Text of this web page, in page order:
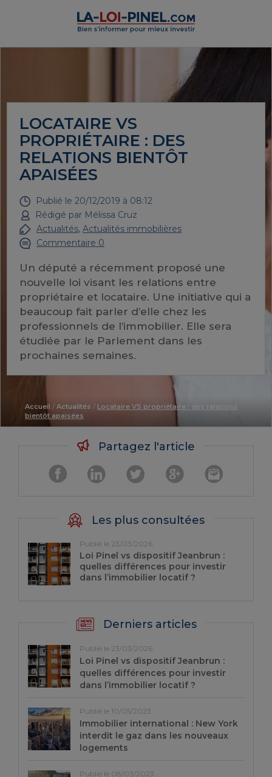
LOCATAIRE VS
PROPRIÉTAIRE : DES
RELATIONS BIENTÔT
APAISÉES
Publié le 20/12/2019 à 08:12
Rédigé par Mélissa Cruz
Actualités, Actualités immobilières
Commentaire 0
Un député a récemment proposé une
nouvelle loi visant les relations entre
propriétaire et locataire. Une initiative qui a
beaucoup fait parler d’elle chez les
professionnels de l’immobilier. Elle sera
étudiée par le Parlement dans les
prochaines semaines.
Accueil / Actualités / Locataire VS propriétaire : des relations
bientôt apaisées
Partagez l'article
Les plus consultées
Publié le 23/03/2026
Loi Pinel vs dispositif Jeanbrun :
quelles différences pour investir
dans l’immobilier locatif ?
Derniers articles
Publié le 23/03/2026
Loi Pinel vs dispositif Jeanbrun :
quelles différences pour investir
dans l’immobilier locatif ?
Publié le 10/05/2023
Immobilier international : New York
interdit le gaz dans les nouveaux
logements
Publié le 08/03/2023